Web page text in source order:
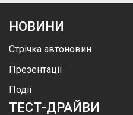
НОВИНИ
Стрічка автоновин
Презентації
Події
ТЕСТ-ДРАЙВИ